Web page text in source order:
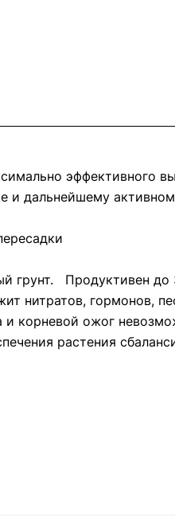
эффективного
и дальнейшему
грунт. Продуктивен до
нитратов, гормонов,
и корневой ожог
растения